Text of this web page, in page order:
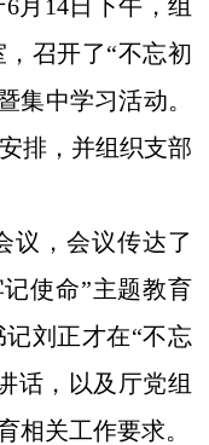
6月 14日下午，组
召开了“不忘初
集中学习活动。
排，并组织支部
议，会议传达了
使命”主题教育
刘正才在“不忘
话，以及厅党组
相关工作要求。